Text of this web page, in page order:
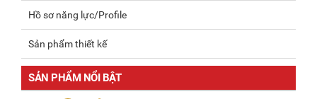
Hồ sơ năng lực/Profile
Sản phẩm thiết kế
SẢN PHẨM NỔI BẬT